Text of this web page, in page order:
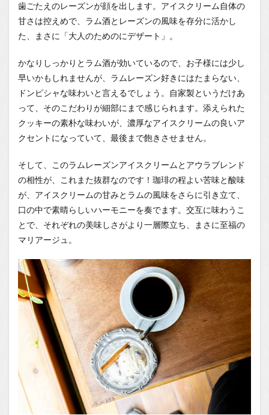
歯ごたえのレーズンが顔を出します。アイスクリーム自体の
甘さは控えめで、ラム酒とレーズンの風味を存分に活かし
た、まさに「大人のためのにデザート」。
かなりしっかりとラム酒が効いているので、お子様には少し
早いかもしれませんが、ラムレーズン好きにはたまらない、
ドンピシャな味わいと言えるでしょう。自家製というだけあ
って、そのこだわりが細部にまで感じられます。添えられた
クッキーの素朴な味わいが、濃厚なアイスクリームの良いア
クセントになっていて、最後まで飽きさせません。
そして、このラムレーズンアイスクリームとアウラブレンド
の相性が、これまた抜群なのです！珈琲の程よい苦味と酸味
が、アイスクリームの甘みとラムの風味をさらに引き立て、
口の中で素晴らしいハーモニーを奏でます。交互に味わうこ
とで、それぞれの美味しさがより一層際立ち、まさに至福の
マリアージュ。